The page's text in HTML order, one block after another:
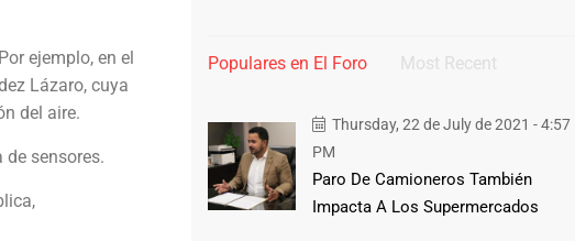
ejemplo, en el
Lázaro, cuya
del aire.
sensores.
Populares en El Foro Most Recent
Thursday, 22 de July de 2021 - 4:57
PM
Paro De Camioneros También
Impacta A Los Supermercados